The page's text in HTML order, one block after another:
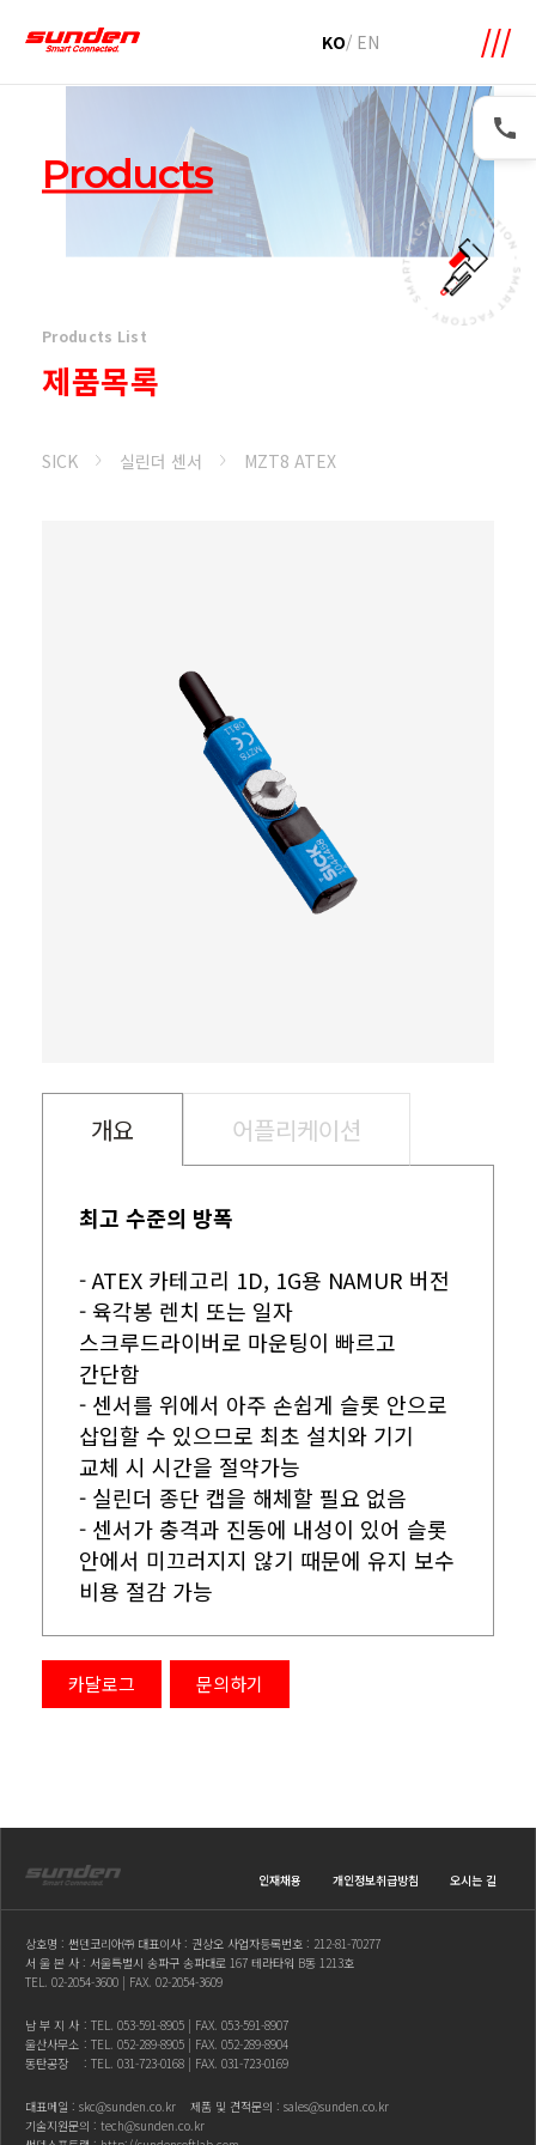
KO/ EN
Products
Products List
제품목록
SICK 실린더 센서 MZT8 ATEX
개요 어플리케이션
최고 수준의 방폭
- ATEX 카테고리 1D, 1G용 NAMUR 버전
- 육각봉 렌치 또는 일자
스크루드라이버로 마운팅이 빠르고
간단함
- 센서를 위에서 아주 손쉽게 슬롯 안으로
삽입할 수 있으므로 최초 설치와 기기
교체 시 시간을 절약가능
- 실린더 종단 캡을 해체할 필요 없음
- 센서가 충격과 진동에 내성이 있어 슬롯
안에서 미끄러지지 않기 때문에 유지 보수
비용 절감 가능
카달로그 문의하기
인재채용 개인정보취급방침 오시는 길
상호명 : 썬덴코리아㈜ 대표이사 : 권상오 사업자등록번호 : 212-81-70277
서 울 본 사 : 서울특별시 송파구 송파대로 167 테라타워 B동 1213호
TEL. 02-2054-3600 | FAX. 02-2054-3609
남 부 지 사 : TEL. 053-591-8905 | FAX. 053-591-8907
울산사무소 : TEL. 052-289-8905 | FAX. 052-289-8904
동탄공장
: TEL. 031-723-0168 | FAX. 031-723-0169
대표메일 : skc@sunden.co.kr 제품 및 견적문의 : sales@sunden.co.kr
기술지원문의 : tech@sunden.co.kr